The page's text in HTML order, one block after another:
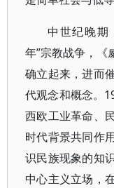
中世纪晚期
年”宗教战争，《
确立起来，进而
代观念和概念。
西欧工业革命、
时代背景共同作
识民族现象的知
中心主义立场，